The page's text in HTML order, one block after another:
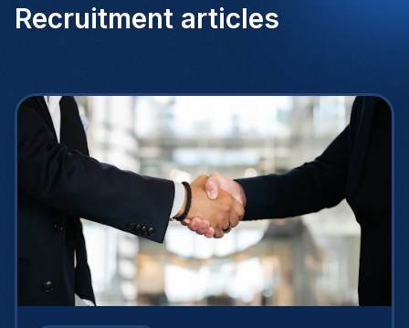
Recruitment articles